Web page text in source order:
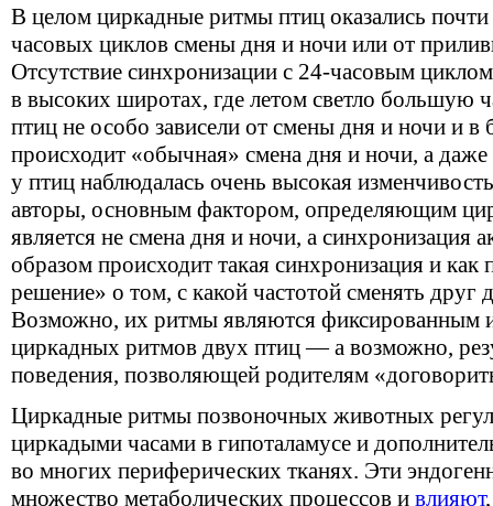
В целом циркадные ритмы птиц оказались
часовых циклов смены дня и ночи или от
Отсутствие синхронизации с 24-часовым
в высоких широтах, где летом светло большую
птиц не особо зависели от смены дня и ночи и в
происходит «обычная» смена дня и ночи, а
у птиц наблюдалась очень высокая
авторы, основным фактором, определяющим
является не смена дня и ночи, а синхронизация
образом происходит такая синхронизация и
решение» о том, с какой частотой сменять друг
Возможно, их ритмы являются фиксированным
циркадных ритмов двух птиц — а возможно,
поведения, позволяющей родителям
Циркадные ритмы позвоночных животных
циркадыми часами в гипоталамусе и
во многих периферических тканях. Эти
множество метаболических процессов и влияют